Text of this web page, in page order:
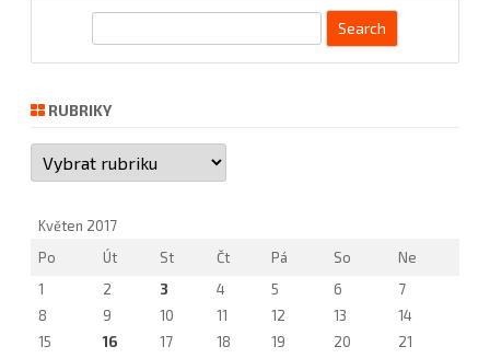
r
RUBRIKY
Rubriky
Květen 2017
Po
Út St Čt Pá So
Ne
1
2 3 4 5 6
7
8
9 10 11 12 13
14
15
16 17 18 19 20
21